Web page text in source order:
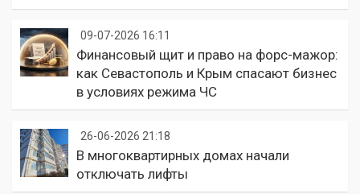
09-07-2026 16:11
Финансовый щит и право на форс-мажор:
как Севастополь и Крым спасают бизнес
в условиях режима ЧС
26-06-2026 21:18
В многоквартирных домах начали
отключать лифты